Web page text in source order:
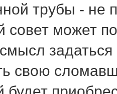
трубы - не
может
свοю